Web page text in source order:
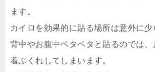
ます。
カイロを効果的に貼る場所は意外に少
背中やお腹中ベタベタと貼るのでは、
着ぶくれしてしまいます。